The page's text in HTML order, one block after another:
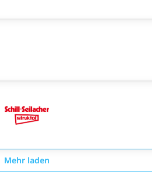
Mehr laden